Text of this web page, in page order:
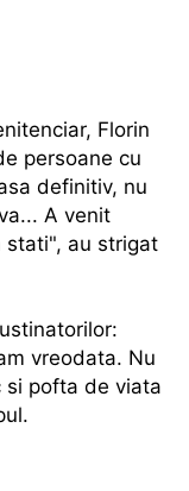
Florin
persoane cu
definitiv, nu
A venit
stati", au strigat
vreodata. Nu
si pofta de viata